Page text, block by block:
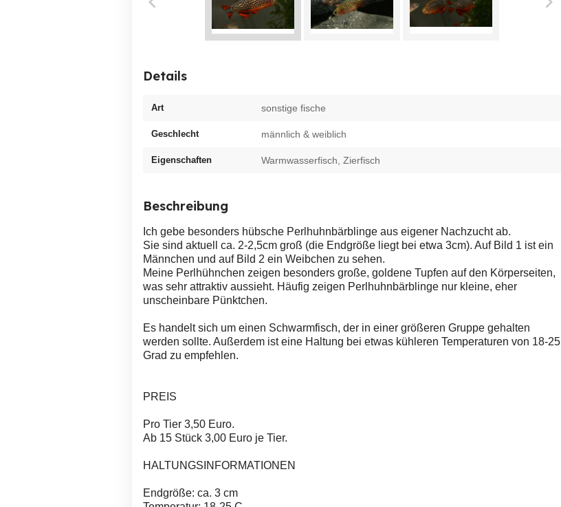
Details
Art sonstige fische
Geschlecht männlich & weiblich
Eigenschaften Warmwasserfisch, Zierfisch
Beschreibung
Ich gebe besonders hübsche Perlhuhnbärblinge aus eigener Nachzucht ab.
Sie sind aktuell ca. 2-2,5cm groß (die Endgröße liegt bei etwa 3cm). Auf Bild 1 ist ein
Männchen und auf Bild 2 ein Weibchen zu sehen.
Meine Perlhühnchen zeigen besonders große, goldene Tupfen auf den Körperseiten,
was sehr attraktiv aussieht. Häufig zeigen Perlhuhnbärblinge nur kleine, eher
unscheinbare Pünktchen.
Es handelt sich um einen Schwarmfisch, der in einer größeren Gruppe gehalten
werden sollte. Außerdem ist eine Haltung bei etwas kühleren Temperaturen von 18-25
Grad zu empfehlen.
PREIS
Pro Tier 3,50 Euro.
Ab 15 Stück 3,00 Euro je Tier.
HALTUNGSINFORMATIONEN
Endgröße: ca. 3 cm